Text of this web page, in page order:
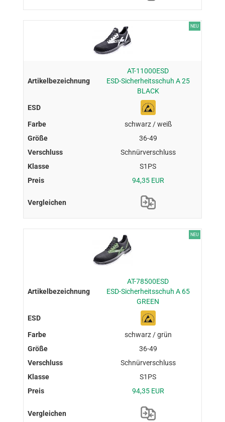
NEU
AT-11000ESD
ESD-Sicherheitsschuh A 25
BLACK
schwarz / weiß
36-49
Schnürverschluss
S1PS
94,35 EUR
NEU
AT-78500ESD
ESD-Sicherheitsschuh A 65
GREEN
schwarz / grün
36-49
Schnürverschluss
S1PS
94,35 EUR